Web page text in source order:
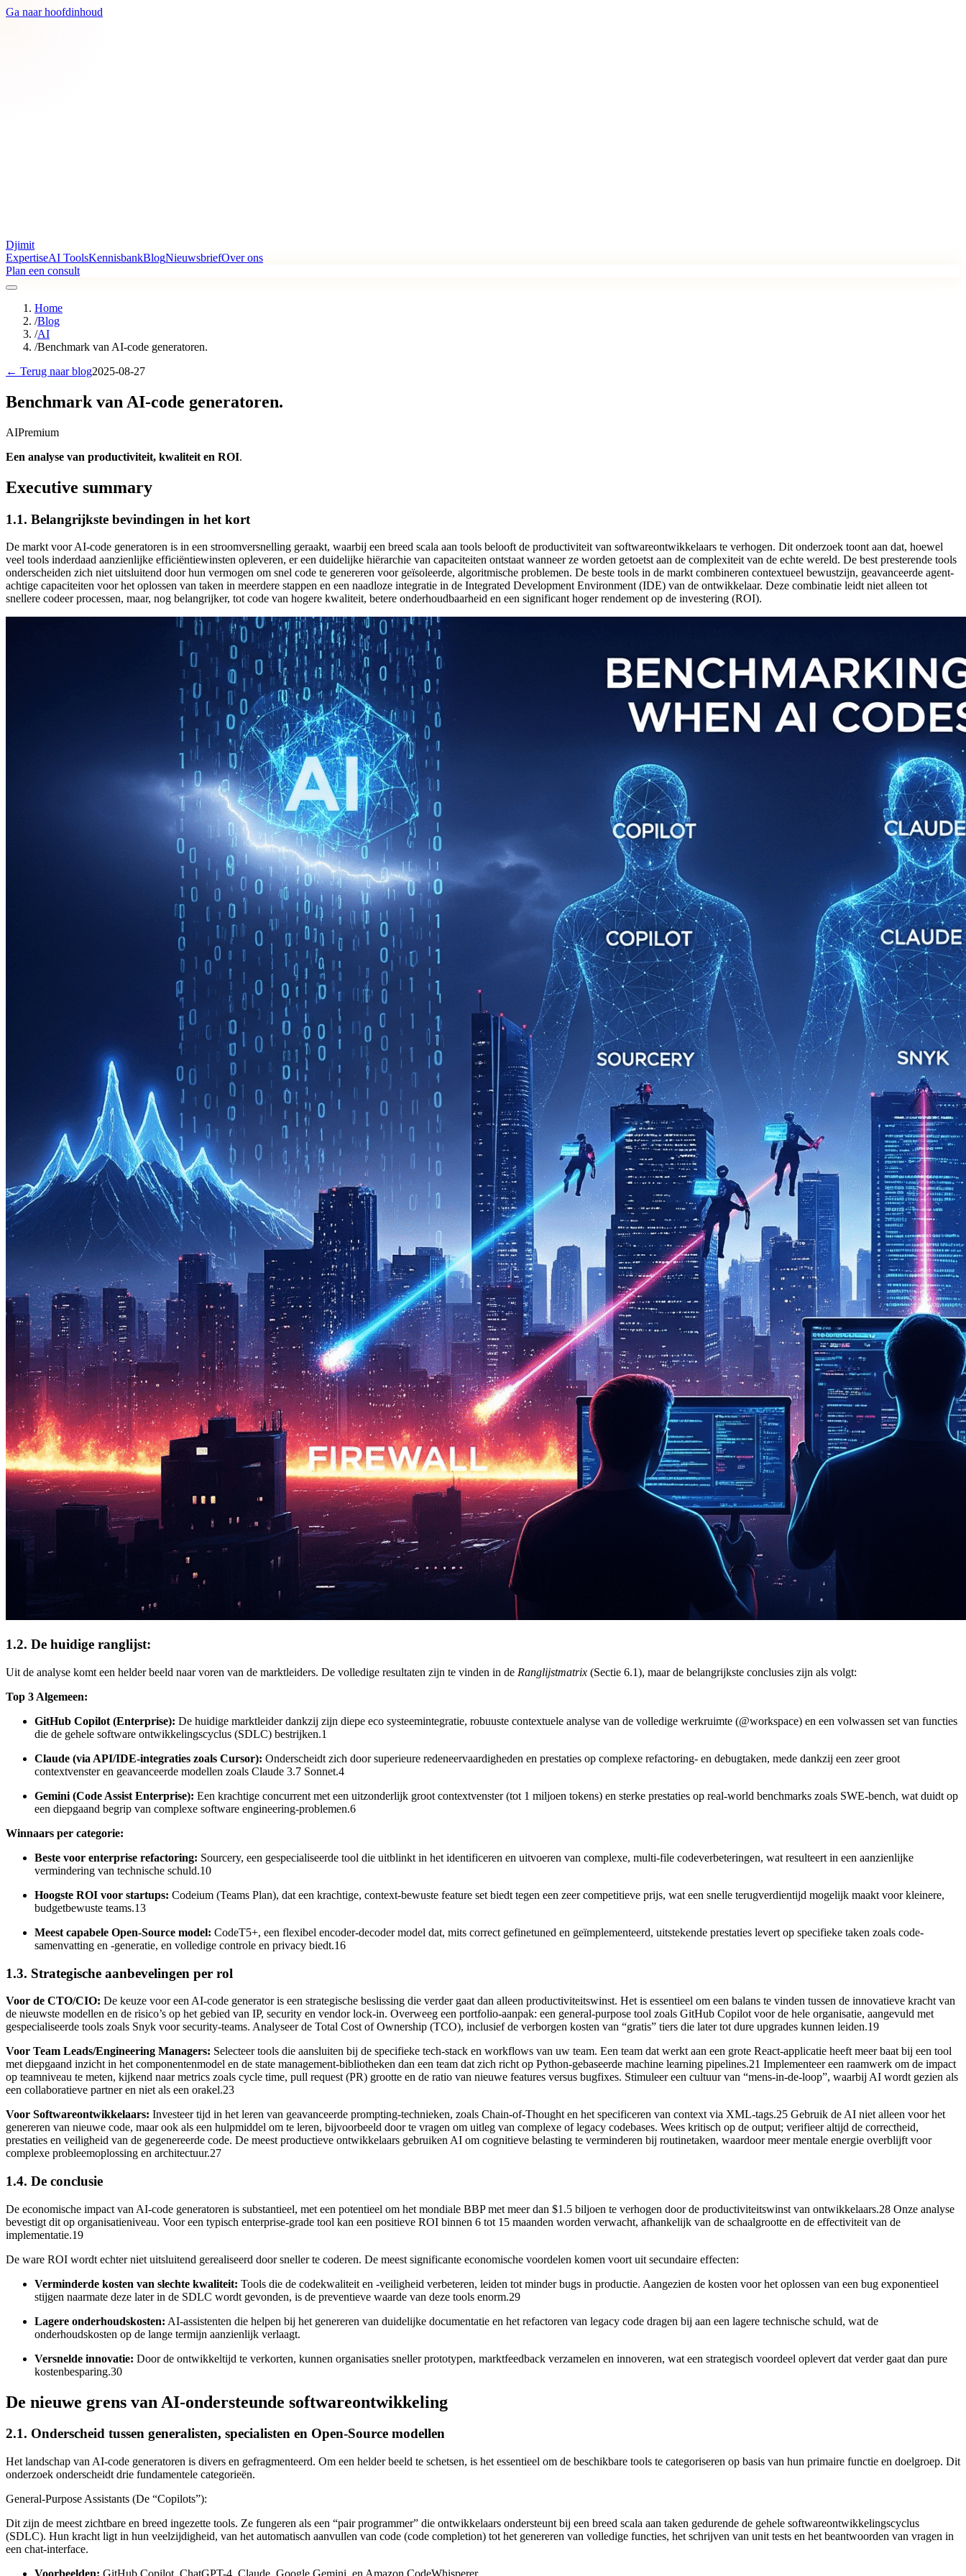
Ga naar hoofdinhoud
Djimit
ExpertiseAI ToolsKennisbankBlogNieuwsbriefOver ons
Plan een consult
Home
/Blog
/AI
/Benchmark van AI-code generatoren.
← Terug naar blog2025-08-27
Benchmark van AI-code generatoren.
AIPremium
Een analyse van productiviteit, kwaliteit en ROI.
Executive summary
1.1. Belangrijkste bevindingen in het kort
De markt voor AI-code generatoren is in een stroomversnelling geraakt, waarbij een breed scala aan tools belooft de productiviteit van softwareontwikkelaars te verhogen. Dit onderzoek toont aan dat, hoewel
veel tools inderdaad aanzienlijke efficiëntiewinsten opleveren, er een duidelijke hiërarchie van capaciteiten ontstaat wanneer ze worden getoetst aan de complexiteit van de echte wereld. De best presterende tools
onderscheiden zich niet uitsluitend door hun vermogen om snel code te genereren voor geïsoleerde, algoritmische problemen. De beste tools in de markt combineren contextueel bewustzijn, geavanceerde agent-
achtige capaciteiten voor het oplossen van taken in meerdere stappen en een naadloze integratie in de Integrated Development Environment (IDE) van de ontwikkelaar. Deze combinatie leidt niet alleen tot
snellere codeer processen, maar, nog belangrijker, tot code van hogere kwaliteit, betere onderhoudbaarheid en een significant hoger rendement op de investering (ROI).
1.2. De huidige ranglijst:
Uit de analyse komt een helder beeld naar voren van de marktleiders. De volledige resultaten zijn te vinden in de Ranglijstmatrix (Sectie 6.1), maar de belangrijkste conclusies zijn als volgt:
Top 3 Algemeen:
GitHub Copilot (Enterprise): De huidige marktleider dankzij zijn diepe eco systeemintegratie, robuuste contextuele analyse van de volledige werkruimte (@workspace) en een volwassen set van functies
die de gehele software ontwikkelingscyclus (SDLC) bestrijken.1
Claude (via API/IDE-integraties zoals Cursor): Onderscheidt zich door superieure redeneervaardigheden en prestaties op complexe refactoring- en debugtaken, mede dankzij een zeer groot
contextvenster en geavanceerde modellen zoals Claude 3.7 Sonnet.4
Gemini (Code Assist Enterprise): Een krachtige concurrent met een uitzonderlijk groot contextvenster (tot 1 miljoen tokens) en sterke prestaties op real-world benchmarks zoals SWE-bench, wat duidt op
een diepgaand begrip van complexe software engineering-problemen.6
Winnaars per categorie:
Beste voor enterprise refactoring: Sourcery, een gespecialiseerde tool die uitblinkt in het identificeren en uitvoeren van complexe, multi-file codeverbeteringen, wat resulteert in een aanzienlijke
vermindering van technische schuld.10
Hoogste ROI voor startups: Codeium (Teams Plan), dat een krachtige, context-bewuste feature set biedt tegen een zeer competitieve prijs, wat een snelle terugverdientijd mogelijk maakt voor kleinere,
budgetbewuste teams.13
Meest capabele Open-Source model: CodeT5+, een flexibel encoder-decoder model dat, mits correct gefinetuned en geïmplementeerd, uitstekende prestaties levert op specifieke taken zoals code-
samenvatting en -generatie, en volledige controle en privacy biedt.16
1.3. Strategische aanbevelingen per rol
Voor de CTO/CIO: De keuze voor een AI-code generator is een strategische beslissing die verder gaat dan alleen productiviteitswinst. Het is essentieel om een balans te vinden tussen de innovatieve kracht van
de nieuwste modellen en de risico’s op het gebied van IP, security en vendor lock-in. Overweeg een portfolio-aanpak: een general-purpose tool zoals GitHub Copilot voor de hele organisatie, aangevuld met
gespecialiseerde tools zoals Snyk voor security-teams. Analyseer de Total Cost of Ownership (TCO), inclusief de verborgen kosten van “gratis” tiers die later tot dure upgrades kunnen leiden.19
Voor Team Leads/Engineering Managers: Selecteer tools die aansluiten bij de specifieke tech-stack en workflows van uw team. Een team dat werkt aan een grote React-applicatie heeft meer baat bij een tool
met diepgaand inzicht in het componentenmodel en de state management-bibliotheken dan een team dat zich richt op Python-gebaseerde machine learning pipelines.21 Implementeer een raamwerk om de impact
op teamniveau te meten, kijkend naar metrics zoals cycle time, pull request (PR) grootte en de ratio van nieuwe features versus bugfixes. Stimuleer een cultuur van “mens-in-de-loop”, waarbij AI wordt gezien als
een collaboratieve partner en niet als een orakel.23
Voor Softwareontwikkelaars: Investeer tijd in het leren van geavanceerde prompting-technieken, zoals Chain-of-Thought en het specificeren van context via XML-tags.25 Gebruik de AI niet alleen voor het
genereren van nieuwe code, maar ook als een hulpmiddel om te leren, bijvoorbeeld door te vragen om uitleg van complexe of legacy codebases. Wees kritisch op de output; verifieer altijd de correctheid,
prestaties en veiligheid van de gegenereerde code. De meest productieve ontwikkelaars gebruiken AI om cognitieve belasting te verminderen bij routinetaken, waardoor meer mentale energie overblijft voor
complexe probleemoplossing en architectuur.27
1.4. De conclusie
De economische impact van AI-code generatoren is substantieel, met een potentieel om het mondiale BBP met meer dan $1.5 biljoen te verhogen door de productiviteitswinst van ontwikkelaars.28 Onze analyse
bevestigt dit op organisatieniveau. Voor een typisch enterprise-grade tool kan een positieve ROI binnen 6 tot 15 maanden worden verwacht, afhankelijk van de schaalgrootte en de effectiviteit van de
implementatie.19
De ware ROI wordt echter niet uitsluitend gerealiseerd door sneller te coderen. De meest significante economische voordelen komen voort uit secundaire effecten:
Verminderde kosten van slechte kwaliteit: Tools die de codekwaliteit en -veiligheid verbeteren, leiden tot minder bugs in productie. Aangezien de kosten voor het oplossen van een bug exponentieel
stijgen naarmate deze later in de SDLC wordt gevonden, is de preventieve waarde van deze tools enorm.29
Lagere onderhoudskosten: AI-assistenten die helpen bij het genereren van duidelijke documentatie en het refactoren van legacy code dragen bij aan een lagere technische schuld, wat de
onderhoudskosten op de lange termijn aanzienlijk verlaagt.
Versnelde innovatie: Door de ontwikkeltijd te verkorten, kunnen organisaties sneller prototypen, marktfeedback verzamelen en innoveren, wat een strategisch voordeel oplevert dat verder gaat dan pure
kostenbesparing.30
De nieuwe grens van AI-ondersteunde softwareontwikkeling
2.1. Onderscheid tussen generalisten, specialisten en Open-Source modellen
Het landschap van AI-code generatoren is divers en gefragmenteerd. Om een helder beeld te schetsen, is het essentieel om de beschikbare tools te categoriseren op basis van hun primaire functie en doelgroep. Dit
onderzoek onderscheidt drie fundamentele categorieën.
General-Purpose Assistants (De “Copilots”):
Dit zijn de meest zichtbare en breed ingezette tools. Ze fungeren als een “pair programmer” die ontwikkelaars ondersteunt bij een breed scala aan taken gedurende de gehele softwareontwikkelingscyclus
(SDLC). Hun kracht ligt in hun veelzijdigheid, van het automatisch aanvullen van code (code completion) tot het genereren van volledige functies, het schrijven van unit tests en het beantwoorden van vragen in
een chat-interface.